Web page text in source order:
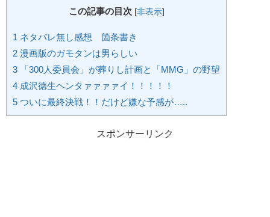
この記事の目次 [非表示]
1 ネタバレ無し感想 箇条書き
2 漫画版のガモタンは男らしい
3 「300人委員会」が葬りし計画と「MMG」の野望
4 成沢徳生ヘンタァァァァイ！！！！！
5 ついに最終決戦！！だけど嫌な予感が…..
スポンサーリンク